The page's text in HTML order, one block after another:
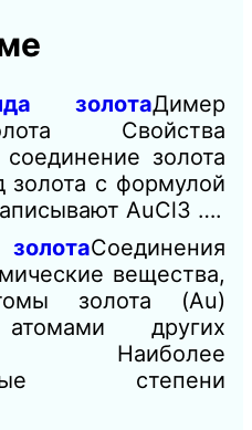
золотаДимер
Свойства
золота
золота с формулой
AuCl3 ….
Соединения
вещества,
золота (Au)
других
Наиболее
степени